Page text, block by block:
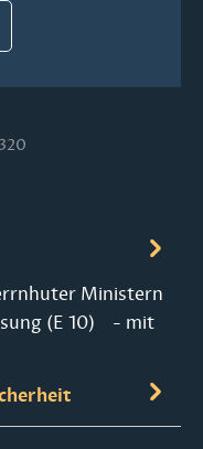
Ministern
(E 10) - mit